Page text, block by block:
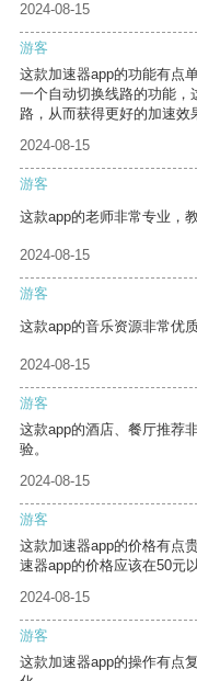
2024-08-15
游客
这款加速器app的功能有点
一个自动切换线路的功能，
路，从而获得更好的加速效
2024-08-15
游客
这款app的老师非常专业，
2024-08-15
游客
这款app的音乐资源非常优
2024-08-15
游客
这款app的酒店、餐厅推荐
验。
2024-08-15
游客
这款加速器app的价格有点
速器app的价格应该在50元
2024-08-15
游客
这款加速器app的操作有点